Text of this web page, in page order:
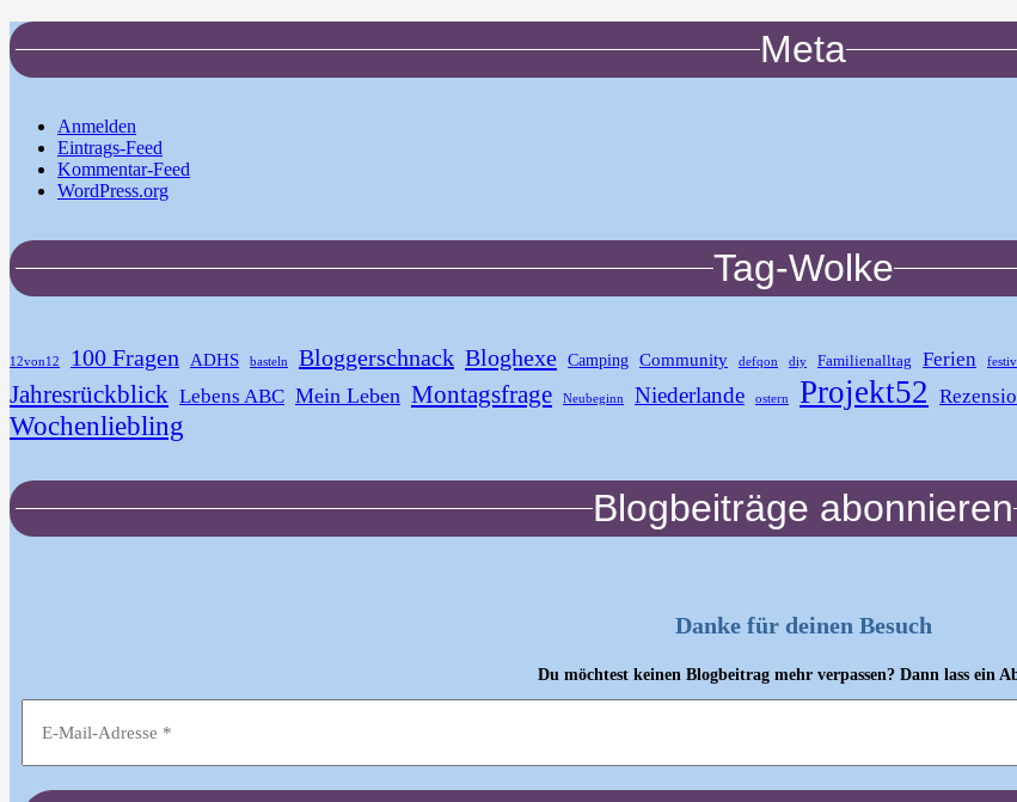
Meta
Anmelden
Eintrags-Feed
Kommentar-Feed
WordPress.org
Tag-Wolke
12von12 100 Fragen ADHS basteln Bloggerschnack Bloghexe Camping Community defqon diy Familienalltag Ferien
Jahresrückblick Lebens ABC Mein Leben Montagsfrage Neubeginn Niederlande ostern Projekt52
Wochenliebling
Blogbeiträge abonnieren
Danke für deinen Besuch
Du möchtest keinen Blogbeitrag mehr verpassen? Dann lass ein